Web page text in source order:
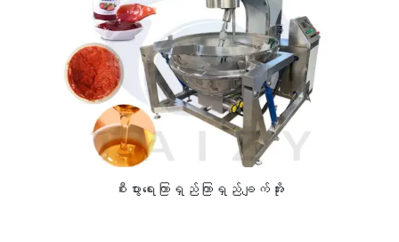
စီးပွားရေးကြာရှည်ကြာရှည်ချက်အိုး